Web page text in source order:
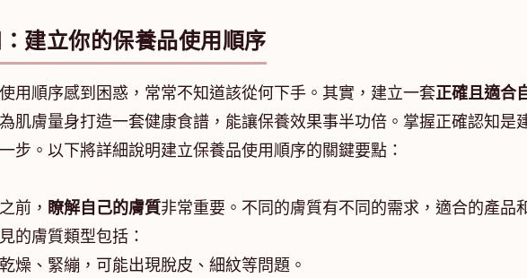
建立你的保養品使用順序
用順序感到困惑，常常不知道該從何下手。其實，建立一套正確且適合
為肌膚量身打造一套健康食譜，能讓保養效果事半功倍。掌握正確認知是
步。以下將詳細說明建立保養品使用順序的關鍵要點：
前， 瞭解自己的膚質非常重要。不同的膚質有不同的需求，適合的產品
的膚質類型包括：
燥、緊繃，可能出現脫皮、細紋等問題。